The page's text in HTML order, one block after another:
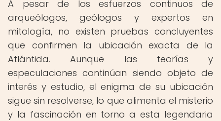
A pesar de los esfuerzos continuos de
arqueólogos, geólogos y expertos en
mitología, no existen pruebas concluyentes
que confirmen la ubicación exacta de la
Atlántida. Aunque las teorías y
especulaciones continúan siendo objeto de
interés y estudio, el enigma de su ubicación
sigue sin resolverse, lo que alimenta el misterio
y la fascinación en torno a esta legendaria